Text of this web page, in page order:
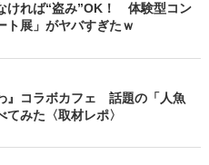
ければ“盗み”OK！ 体験型コン
ト展」がヤバすぎたｗ
』コラボカフェ 話題の「人魚
みた〈取材レポ〉